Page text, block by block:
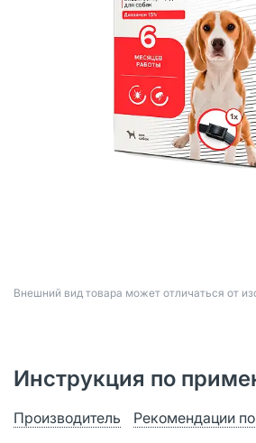
Bнешний вид товара может отличаться от
Инструкция по
Производитель Рекомендации